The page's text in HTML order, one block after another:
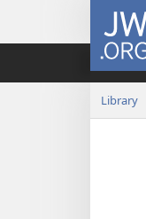
JW.ORG
Library